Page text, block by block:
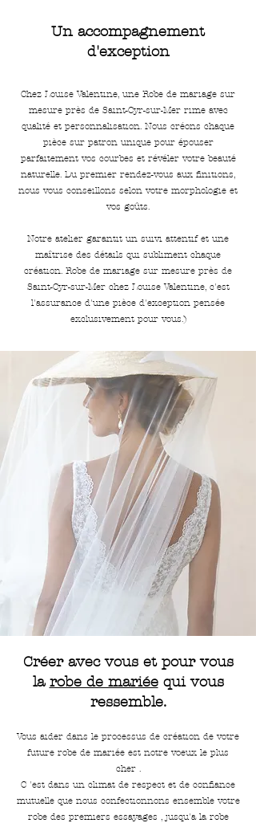
Un accompagnement
d'exception
Chez Louise Valentine, une Robe de mariage sur
mesure près de Saint-Cyr-sur-Mer rime avec
qualité et personnalisation. Nous créons chaque
pièce sur patron unique pour épouser
parfaitement vos courbes et révéler votre beauté
naturelle. Du premier rendez-vous aux finitions,
nous vous conseillons selon votre morphologie et
vos goûts.
Notre atelier garantit un suivi attentif et une
maîtrise des détails qui subliment chaque
création. Robe de mariage sur mesure près de
Saint-Cyr-sur-Mer chez Louise Valentine, c'est
l'assurance d'une pièce d'exception pensée
exclusivement pour vous.)
Créer avec vous et pour vous
la robe de mariéequi vous
ressemble.
Vous aider dans le processus de création de votre
future robe de mariée est notre voeux le plus
cher .
C 'est dans un climat de respect et de confiance
mutuelle que nous confectionnons ensemble votre
robe des premiers essayages , jusqu'a la robe